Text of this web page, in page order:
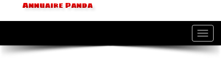
Annuaire Panda